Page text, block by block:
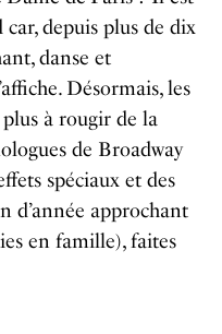
depuis plus de dix
danse et
Désormais, les
à rougir de la
de Broadway
spéciaux et des
d’année approchant
en famille), faites